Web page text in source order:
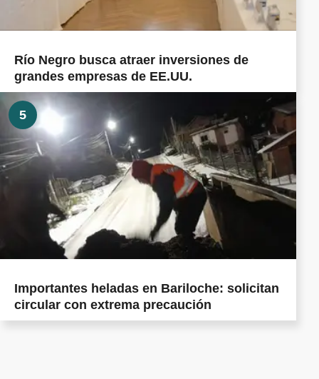
Río Negro busca atraer inversiones de
grandes empresas de EE.UU.
5
Importantes heladas en Bariloche: solicitan
circular con extrema precaución